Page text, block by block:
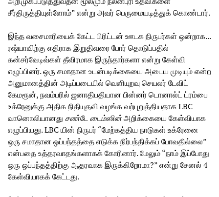
சீர்திருத்தியுள்ளோம்” என்று அவர் பெருமையடித்துக் கொண்டார்.
இந்த வசைமாரியைக் கேட்ட பிரிட்டன் ஊடக நிருபர்கள் ஒன்றாக...
ரஷ்யாவிற்கு எதிராக இறுதிவரை போர் தொடுப்பதில்
கன்சர்வேடிவ்கள் தீவிரமாக இருந்தார்களா என்று கேள்வி
எழுப்பினர். ஒரு சமாதான உடன்படிக்கையை அடைய முடியும் என்ற
அனுமானத்தின் அடிப்படையில் வெளியுறவு செயலர் டேவிட்
கேமரூன், நவம்பரில் ஜனாதிபதியான பின்னர் டொனால்ட் ட்ரம்பை
உக்ரேனுக்கு அதிக நிதியுதவி வழங்க வற்புறுத்தியதாக LBC
வானொலியானது சண்டே டைம்ஸின்அறிக்கையை கேள்வியாக
எழுப்பியது. LBC யின் நிருபர் “மேற்கத்திய நாடுகள் உக்ரேனை
ஒரு சமாதான ஒப்பந்தத்தை எடுக்க நிர்பந்திக்கப் போவதில்லை”
என்பதை உத்தரவாதங்களாகக் கோரினார். மேலும் “நாம் இப்போது
ஒரு ஒப்பந்தத்திற்கு ஆதரவாக இருக்கிறோமா?” என்று சேனல் 4
கேள்வியாகக் கேட்டது.